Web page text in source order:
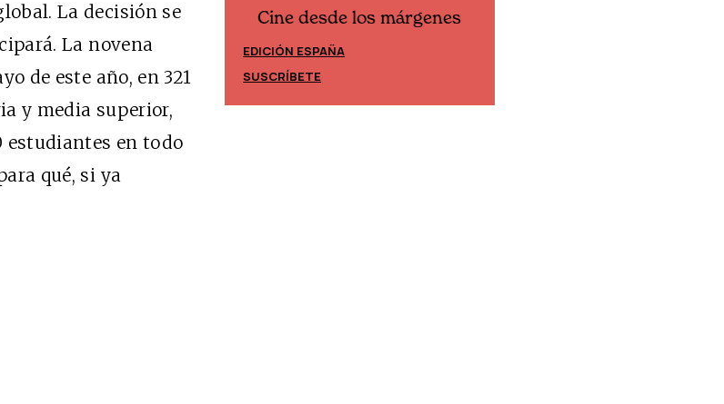
La decisión se
La novena
de este año, en 321
y media superior,
estudiantes en todo
qué, si ya
desde los márgenes
MÉXICO
Cine desde los márgenes
EDICIÓN ESPAÑA
SUSCRÍBETE